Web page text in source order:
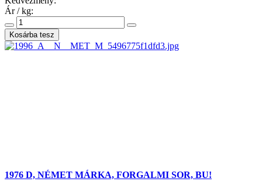
Ár / kg:
1976 D, NÉMET MÁRKA, FORGALMI SOR, BU!